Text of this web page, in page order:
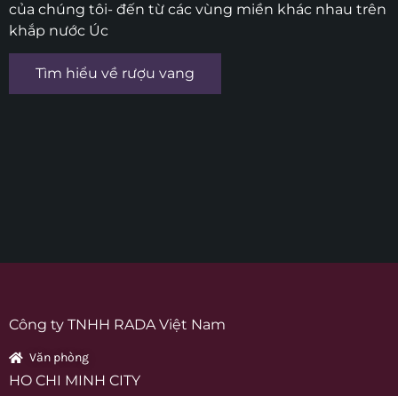
của chúng tôi- đến từ các vùng miền khác nhau trên
khắp nước Úc
Tìm hiểu về rượu vang
Công ty TNHH RADA Việt Nam
Văn phòng
HO CHI MINH CITY